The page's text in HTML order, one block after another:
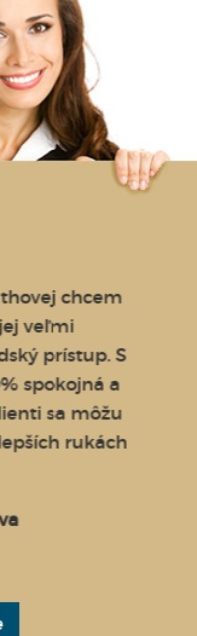
chcem
veľmi
prístup. S
spokojná a
sa môžu
rukách